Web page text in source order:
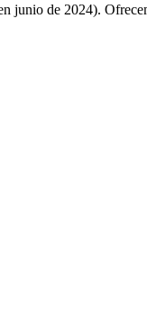
junio de 2024).